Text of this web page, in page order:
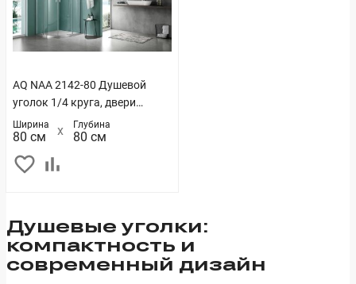
AQ NAA 2142-80 Душевой
уголок 1/4 круга, двери
раздвижные 800x800x2000,
профиль хром, стекло
прозрачное
Ширина
80 см
Глубина
80 см
Душевые уголки:
компактность и
современный дизайн